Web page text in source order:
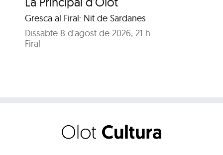
Gresca al Firal: Nit de Sardanes
Dissabte 8 d'agost de 2026, 21 h
Firal